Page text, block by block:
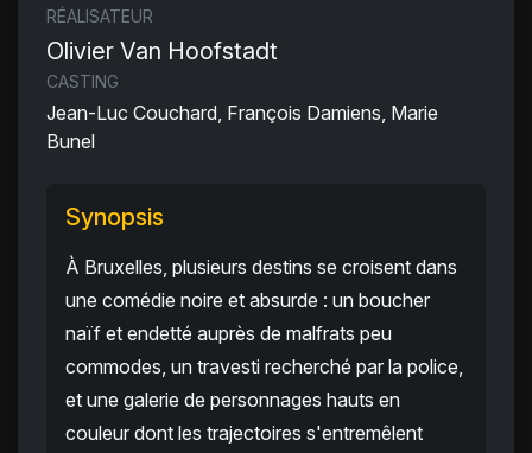
RÉALISATEUR
Olivier Van Hoofstadt
CASTING
Jean-Luc Couchard, François Damiens, Marie
Bunel
Synopsis
À Bruxelles, plusieurs destins se croisent dans
une comédie noire et absurde : un boucher
naïf et endetté auprès de malfrats peu
commodes, un travesti recherché par la police,
et une galerie de personnages hauts en
couleur dont les trajectoires s'entremêlent